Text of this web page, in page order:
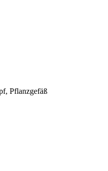
Pflanzgefäß